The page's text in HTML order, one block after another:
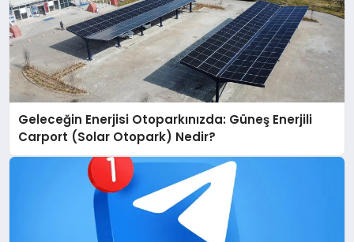
Geleceğin Enerjisi Otoparkınızda: Güneş Enerjili
Carport (Solar Otopark) Nedir?